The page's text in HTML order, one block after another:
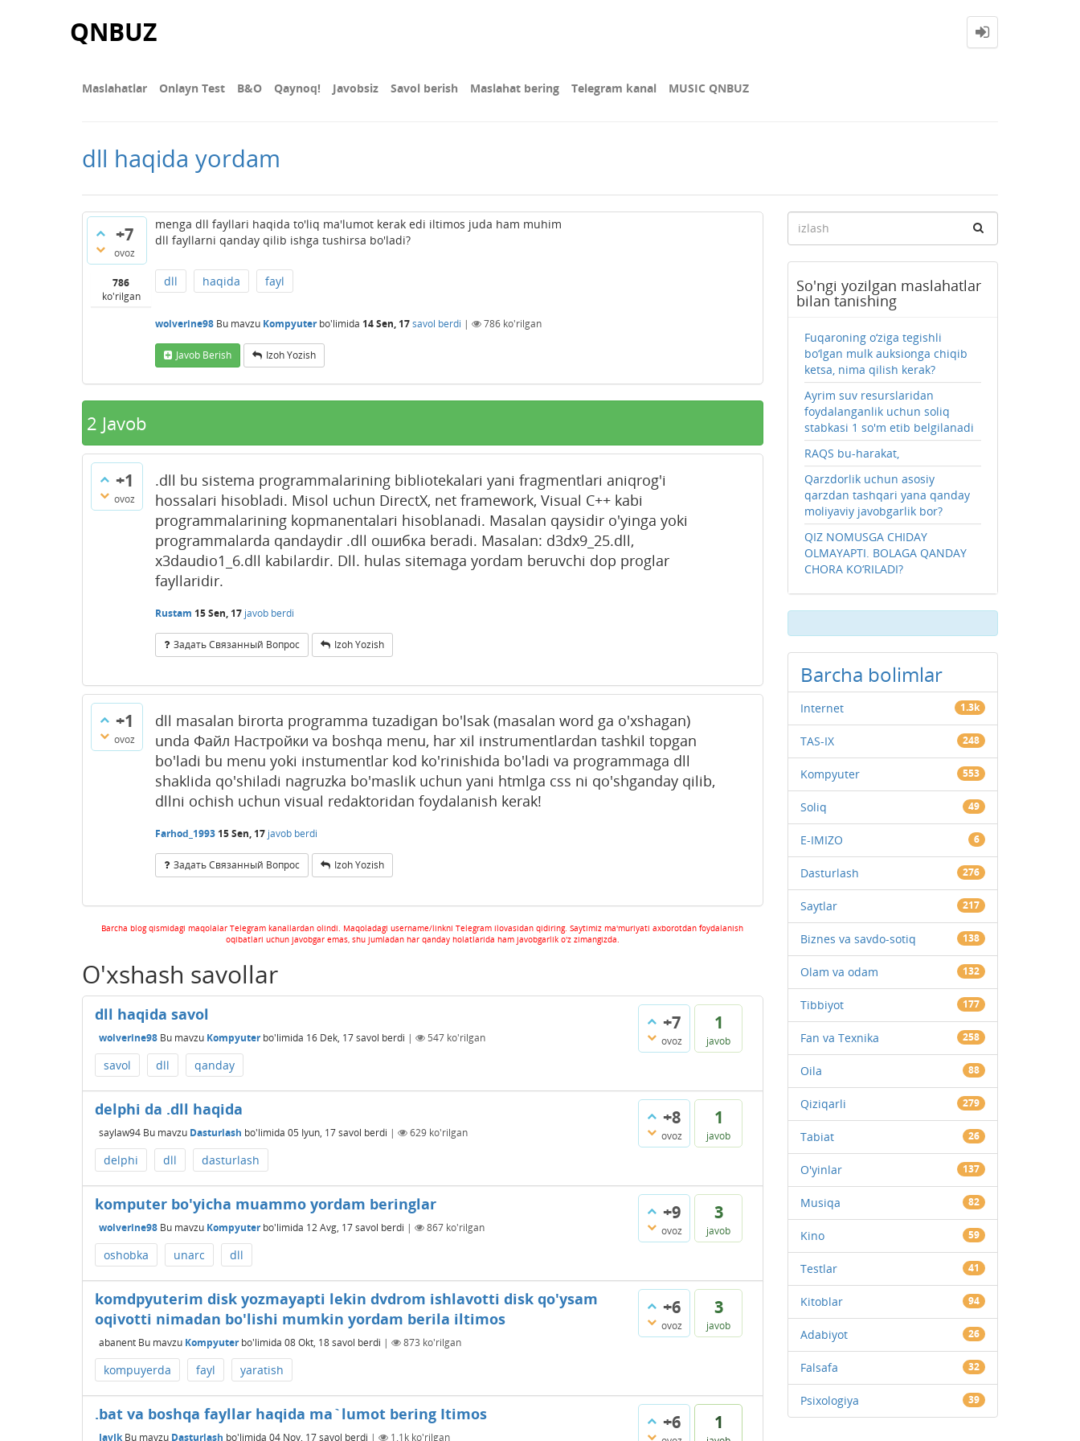
QNBUZ
Maslahatlar Onlayn Test В&О Qaynoq! Javobsiz Savol berish Maslahat bering Telegram kanal MUSIC QNBUZ
dll haqida yordam
+7
ovoz
786
ko'rilgan
menga dll fayllari haqida to'liq ma'lumot kerak edi iltimos juda ham muhim
dll fayllarni qanday qilib ishga tushirsa bo'ladi?
dll haqida fayl
wolverine98 Bu mavzu Kompyuterbo'limida 14 Sen, 17savol berdi | 786 ko'rilgan
Javob Berish Izoh Yozish
2 Javob
+1
ovoz
.dll bu sistema programmalarining bibliotekalari yani fragmentlari aniqrog'i
hossalari hisobladi. Misol uchun DirectX, net framework, Visual C++ kabi
programmalarining kopmanentalari hisoblanadi. Masalan qaysidir o'yinga yoki
programmalarda qandaydir .dll ошибка beradi. Masalan: d3dx9_25.dll,
x3daudio1_6.dll kabilardir. Dll. hulas sitemaga yordam beruvchi dop proglar
fayllaridir.
Rustam 15 Sen, 17 javob berdi
Задать Связанный Вопрос Izoh Yozish
+1
ovoz
dll masalan birorta programma tuzadigan bo'lsak (masalan word ga o'xshagan)
unda Файл Настройки va boshqa menu, har xil instrumentlardan tashkil topgan
bo'ladi bu menu yoki instumentlar kod ko'rinishida bo'ladi va programmaga dll
shaklida qo'shiladi nagruzka bo'maslik uchun yani htmlga css ni qo'shganday qilib,
dllni ochish uchun visual redaktoridan foydalanish kerak!
Farhod_1993 15 Sen, 17 javob berdi
Задать Связанный Вопрос Izoh Yozish
Barcha blog qismidagi maqolalar Telegram kanallardan olindi. Maqoladagi username/linkni Telegram ilovasidan qidiring. Saytimiz ma'muriyati axborotdan foydalanish
oqibatlari uchun javobgar emas, shu jumladan har qanday holatlarida ham javobgarlik o'z zimangizda.
O'xshash savollar
+7
ovoz
1
javob
dll haqida savol
wolverine98 Bu mavzu Kompyuterbo'limida 16 Dek, 17savol berdi | 547 ko'rilgan
savol dll qanday
+8
ovoz
1
javob
delphi da .dll haqida
saylaw94 Bu mavzu Dasturlash bo'limida 05 Iyun, 17savol berdi | 629 ko'rilgan
delphi dll dasturlash
+9
ovoz
3
javob
komputer bo'yicha muammo yordam beringlar
wolverine98 Bu mavzu Kompyuterbo'limida 12 Avg, 17savol berdi | 867 ko'rilgan
oshobka unarc dll
+6
ovoz
3
javob
komdpyuterim disk yozmayapti lekin dvdrom ishlavotti disk qo'ysam
oqivotti nimadan bo'lishi mumkin yordam berila iltimos
abanent Bu mavzu Kompyuterbo'limida 08 Okt, 18savol berdi | 873 ko'rilgan
kompuyerda fayl yaratish
+6 1
.bat va boshqa fayllar haqida ma`lumot bering Itimos
JavIk Bu mavzu Dasturlash bo'limida 04 Noy, 17savol berdi | 1.1k ko'rilgan
So'ngi yozilgan maslahatlar
bilan tanishing
Fuqaroning o‘ziga tegishli
bo‘lgan mulk auksionga chiqib
ketsa, nima qilish kerak?
Ayrim suv resurslaridan
foydalanganlik uchun soliq
stabkasi 1 so'm etib belgilanadi
RAQS bu-harakat,
Qarzdorlik uchun asosiy
qarzdan tashqari yana qanday
moliyaviy javobgarlik bor?
QIZ NOMUSGA CHIDAY
OLMAYAPTI. BOLAGA QANDAY
CHORA KO‘RILADI?
Barcha bolimlar
Internet 1.3k
TAS-IX 248
Kompyuter 553
Soliq 49
E-IMIZO 6
Dasturlash 276
Saytlar 217
Biznes va savdo-sotiq 138
Olam va odam 132
Tibbiyot 177
Fan va Texnika 258
Oila 88
Qiziqarli 279
Tabiat 26
O'yinlar 137
Musiqa 82
Kino 59
Testlar 41
Kitoblar 94
Adabiyot 26
Falsafa 32
Psixologiya 39